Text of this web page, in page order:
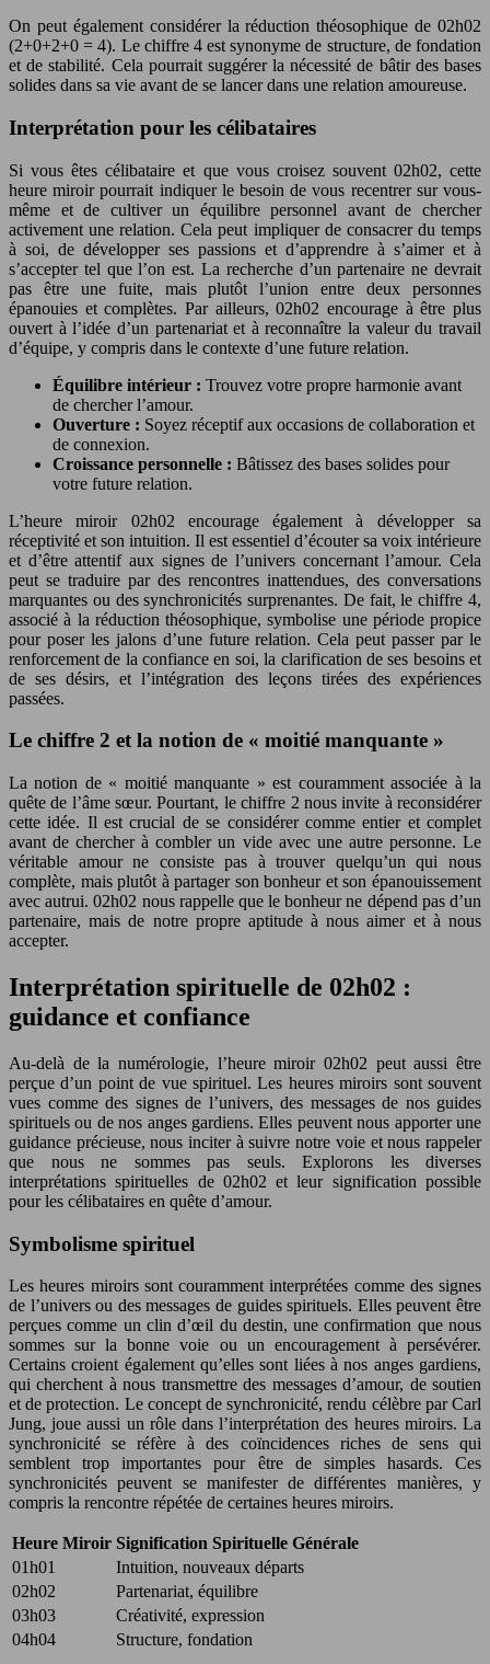
On peut également considérer la réduction théosophique de 02h02
(2+0+2+0 = 4). Le chiffre 4 est synonyme de structure, de fondation
et de stabilité. Cela pourrait suggérer la nécessité de bâtir des bases
solides dans sa vie avant de se lancer dans une relation amoureuse.
Interprétation pour les célibataires
Si vous êtes célibataire et que vous croisez souvent 02h02, cette
heure miroir pourrait indiquer le besoin de vous recentrer sur vous-
même et de cultiver un équilibre personnel avant de chercher
activement une relation. Cela peut impliquer de consacrer du temps
à soi, de développer ses passions et d’apprendre à s’aimer et à
s’accepter tel que l’on est. La recherche d’un partenaire ne devrait
pas être une fuite, mais plutôt l’union entre deux personnes
épanouies et complètes. Par ailleurs, 02h02 encourage à être plus
ouvert à l’idée d’un partenariat et à reconnaître la valeur du travail
d’équipe, y compris dans le contexte d’une future relation.
Équilibre intérieur : Trouvez votre propre harmonie avant
de chercher l’amour.
Ouverture : Soyez réceptif aux occasions de collaboration et
de connexion.
Croissance personnelle : Bâtissez des bases solides pour
votre future relation.
L’heure miroir 02h02 encourage également à développer sa
réceptivité et son intuition. Il est essentiel d’écouter sa voix intérieure
et d’être attentif aux signes de l’univers concernant l’amour. Cela
peut se traduire par des rencontres inattendues, des conversations
marquantes ou des synchronicités surprenantes. De fait, le chiffre 4,
associé à la réduction théosophique, symbolise une période propice
pour poser les jalons d’une future relation. Cela peut passer par le
renforcement de la confiance en soi, la clarification de ses besoins et
de ses désirs, et l’intégration des leçons tirées des expériences
passées.
Le chiffre 2 et la notion de « moitié manquante »
La notion de « moitié manquante » est couramment associée à la
quête de l’âme sœur. Pourtant, le chiffre 2 nous invite à reconsidérer
cette idée. Il est crucial de se considérer comme entier et complet
avant de chercher à combler un vide avec une autre personne. Le
véritable amour ne consiste pas à trouver quelqu’un qui nous
complète, mais plutôt à partager son bonheur et son épanouissement
avec autrui. 02h02 nous rappelle que le bonheur ne dépend pas d’un
partenaire, mais de notre propre aptitude à nous aimer et à nous
accepter.
Interprétation spirituelle de 02h02 :
guidance et confiance
Au-delà de la numérologie, l’heure miroir 02h02 peut aussi être
perçue d’un point de vue spirituel. Les heures miroirs sont souvent
vues comme des signes de l’univers, des messages de nos guides
spirituels ou de nos anges gardiens. Elles peuvent nous apporter une
guidance précieuse, nous inciter à suivre notre voie et nous rappeler
que nous ne sommes pas seuls. Explorons les diverses
interprétations spirituelles de 02h02 et leur signification possible
pour les célibataires en quête d’amour.
Symbolisme spirituel
Les heures miroirs sont couramment interprétées comme des signes
de l’univers ou des messages de guides spirituels. Elles peuvent être
perçues comme un clin d’œil du destin, une confirmation que nous
sommes sur la bonne voie ou un encouragement à persévérer.
Certains croient également qu’elles sont liées à nos anges gardiens,
qui cherchent à nous transmettre des messages d’amour, de soutien
et de protection. Le concept de synchronicité, rendu célèbre par Carl
Jung, joue aussi un rôle dans l’interprétation des heures miroirs. La
synchronicité se réfère à des coïncidences riches de sens qui
semblent trop importantes pour être de simples hasards. Ces
synchronicités peuvent se manifester de différentes manières, y
compris la rencontre répétée de certaines heures miroirs.
Heure Miroir Signification Spirituelle Générale
01h01
Intuition, nouveaux départs
02h02
Partenariat, équilibre
03h03
Créativité, expression
04h04
Structure, fondation